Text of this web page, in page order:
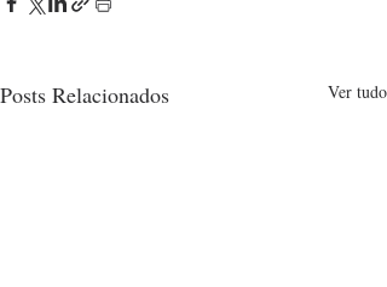
Posts Relacionados Ver tudo